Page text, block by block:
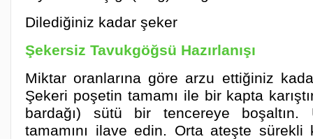
Dilediğiniz kadar şeker
Şekersiz Tavukgöğsü Hazırlanışı
Miktar oranlarına göre arzu ettiğiniz
Şekeri poşetin tamamı ile bir kapta
bardağı) sütü bir tencereye boşaltın.
tamamını ilave edin. Orta ateşte sürekli